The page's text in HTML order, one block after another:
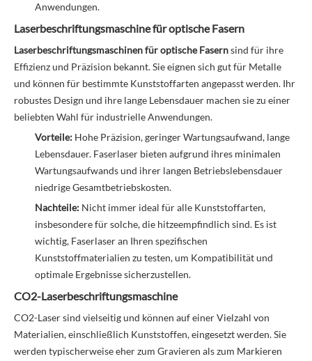
Anwendungen.
Laserbeschriftungsmaschine für optische Fasern
Laserbeschriftungsmaschinen für optische Fasernsind für ihre
Effizienz und Präzision bekannt. Sie eignen sich gut für Metalle
und können für bestimmte Kunststoffarten angepasst werden. Ihr
robustes Design und ihre lange Lebensdauer machen sie zu einer
beliebten Wahl für industrielle Anwendungen.
Vorteile: Hohe Präzision, geringer Wartungsaufwand, lange
Lebensdauer. Faserlaser bieten aufgrund ihres minimalen
Wartungsaufwands und ihrer langen Betriebslebensdauer
niedrige Gesamtbetriebskosten.
Nachteile: Nicht immer ideal für alle Kunststoffarten,
insbesondere für solche, die hitzeempfindlich sind. Es ist
wichtig, Faserlaser an Ihren spezifischen
Kunststoffmaterialien zu testen, um Kompatibilität und
optimale Ergebnisse sicherzustellen.
CO2-Laserbeschriftungsmaschine
CO2-Laser sind vielseitig und können auf einer Vielzahl von
Materialien, einschließlich Kunststoffen, eingesetzt werden. Sie
werden typischerweise eher zum Gravieren als zum Markieren